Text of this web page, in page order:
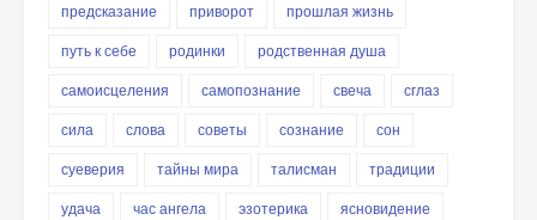
предсказание
приворот
прошлая жизнь
путь к себе
родинки
родственная душа
самоисцеления
самопознание свеча
сглаз
сила
слова советы сознание
сон
суеверия
тайны мира талисман
традиции
удача
час ангела эзотерика ясновидение